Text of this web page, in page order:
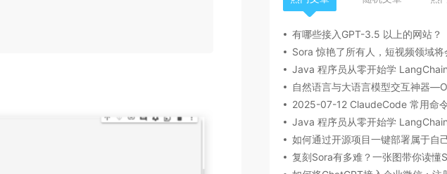
有哪些接入GPT-3.5 以上的网站？
2025-07-12 ClaudeCode 常用命